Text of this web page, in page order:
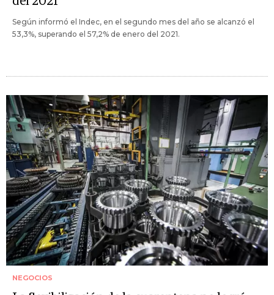
Según informó el Indec, en el segundo mes del año se alcanzó el
53,3%, superando el 57,2% de enero del 2021.
NEGOCIOS